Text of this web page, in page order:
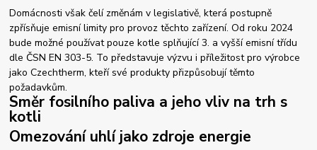
Domácnosti však čelí změnám v legislativě, která postupně
zpřísňuje emisní limity pro provoz těchto zařízení. Od roku 2024
bude možné používat pouze kotle splňující 3. a vyšší emisní třídu
dle ČSN EN 303-5. To představuje výzvu i příležitost pro výrobce
jako Czechtherm, kteří své produkty přizpůsobují těmto
požadavkům.
Směr fosilního paliva a jeho vliv na trh s
kotli
Omezování uhlí jako zdroje energie